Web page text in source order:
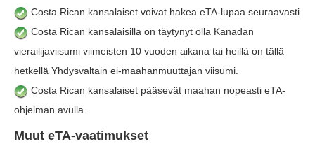
Costa Rican kansalaiset voivat hakea eTA-lupaa seuraavasti
Costa Rican kansalaisilla on täytynyt olla Kanadan
vierailijaviisumi viimeisten 10 vuoden aikana tai heillä on tällä
hetkellä Yhdysvaltain ei-maahanmuuttajan viisumi.
Costa Rican kansalaiset pääsevät maahan nopeasti eTA-
ohjelman avulla.
Muut eTA-vaatimukset